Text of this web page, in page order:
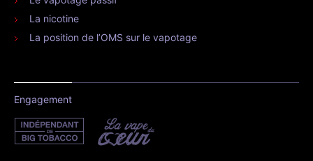
La nicotine
La position de l’OMS sur le vapotage
Engagement